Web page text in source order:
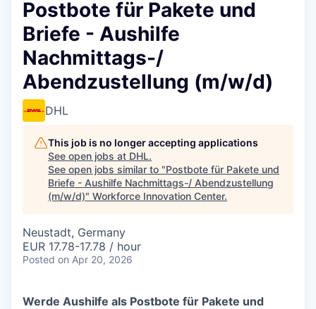
Postbote für Pakete und
Briefe - Aushilfe
Nachmittags-/
Abendzustellung (m/w/d)
DHL
This job is no longer accepting applications
See open jobs at DHL.
See open jobs similar to "Postbote für Pakete und
Briefe - Aushilfe Nachmittags-/ Abendzustellung
(m/w/d)" Workforce Innovation Center.
Neustadt, Germany
EUR 17.78-17.78 / hour
Posted on Apr 20, 2026
Werde Aushilfe als Postbote für Pakete und